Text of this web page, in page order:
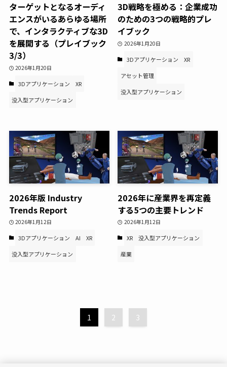
ターゲットとなるオーディ
エンスがいるあらゆる場所
で、インタラクティブな3D
を展開する（プレイブック
3/3）
2026年1月20日
3Dアプリケーション
XR
没入型アプリケーション
3D戦略を極める：企業成功
のための3つの戦略的プレ
イブック
2026年1月20日
3Dアプリケーション
XR
アセット管理
没入型アプリケーション
2026年版 Industry
Trends Report
2026年1月12日
3Dアプリケーション AI
XR
没入型アプリケーション
2026年に産業界を再定義
する5つの主要トレンド
2026年1月12日
XR
没入型アプリケーション
産業
1 2 3